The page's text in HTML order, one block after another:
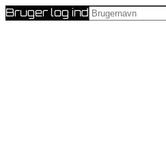
Bruger log ind